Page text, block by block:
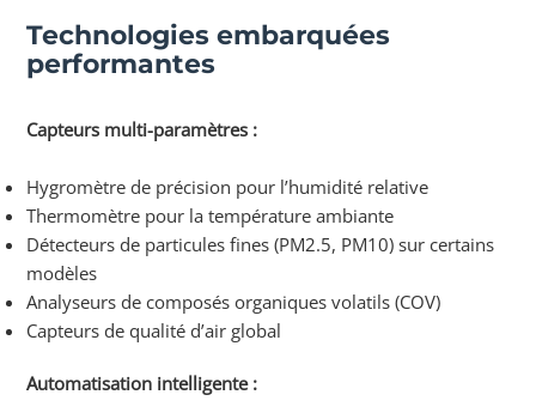
Technologies embarquées
performantes
Capteurs multi-paramètres :
Hygromètre de précision pour l’humidité relative
Thermomètre pour la température ambiante
Détecteurs de particules fines (PM2.5, PM10) sur certains
modèles
Analyseurs de composés organiques volatils (COV)
Capteurs de qualité d’air global
Automatisation intelligente :